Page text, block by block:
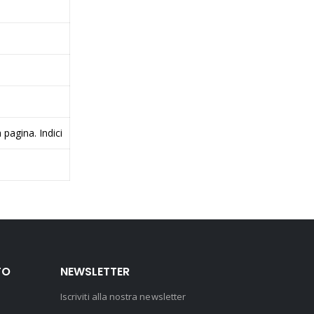
Indici
NEWSLETTER
Iscriviti alla nostra newsletter